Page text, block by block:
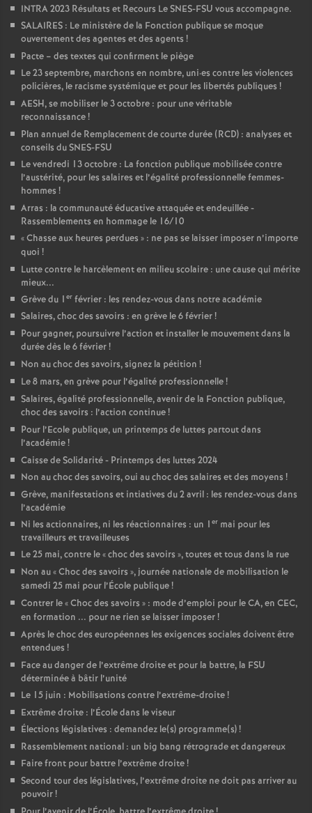
INTRA 2023 Résultats et Recours Le SNES-FSU vous accompagne.
SALAIRES : Le ministère de la Fonction publique se moque
ouvertement des agentes et des agents !
Pacte – des textes qui confirment le piège
Le 23 septembre, marchons en nombre, uni·es contre les violences
policières, le racisme systémique et pour les libertés publiques !
AESH, se mobiliser le 3 octobre : pour une véritable
reconnaissance!
Plan annuel de Remplacement de courte durée (RCD) : analyses et
conseils du SNES-FSU
Le vendredi 13 octobre : La fonction publique mobilisée contre
l’austérité, pour les salaires et l’égalité professionnelle femmes-
hommes !
Arras : la communauté éducative attaquée et endeuillée -
Rassemblements en hommage le 16/10
«Chasse aux heures perdues » : ne pas se laisser imposer n’importe
quoi !
Lutte contre le harcèlement en milieu scolaire : une cause qui mérite
mieux...
Grève du 1 er février : les rendez-vous dans notre académie
Salaires, choc des savoirs : en grève le 6 février!
Pour gagner, poursuivre l’action et installer le mouvement dans la
durée dès le 6 février!
Non au choc des savoirs, signez la pétition !
Le 8 mars, en grève pour l’égalité professionnelle!
Salaires, égalité professionnelle, avenir de la Fonction publique,
choc des savoirs : l’action continue!
Pour l’Ecole publique, un printemps de luttes partout dans
l’académie!
Caisse de Solidarité - Printemps des luttes 2024
Non au choc des savoirs, oui au choc des salaires et des moyens !
Grève, manifestations et intiatives du 2 avril : les rendez-vous dans
l’académie
Ni les actionnaires, ni les réactionnaires : un 1 er mai pour les
travailleurs et travailleuses
Le 25 mai, contre le «choc des savoirs », toutes et tous dans la rue
Non au «Choc des savoirs », journée nationale de mobilisation le
samedi 25 mai pour l’École publique!
Contrer le «Choc des savoirs » : mode d’emploi pour le CA, en CEC,
en formation ... pour ne rien se laisser imposer!
Après le choc des européennes les exigences sociales doivent être
entendues !
Face au danger de l’extrême droite et pour la battre, la FSU
déterminée à bâtir l’unité
Le 15 juin : Mobilisations contre l’extrême-droite!
Extrême droite : l’École dans le viseur
Élections législatives : demandez le(s) programme(s)!
Rassemblement national : un big bang rétrograde et dangereux
Faire front pour battre l’extrême droite!
Second tour des législatives, l’extrême droite ne doit pas arriver au
pouvoir!